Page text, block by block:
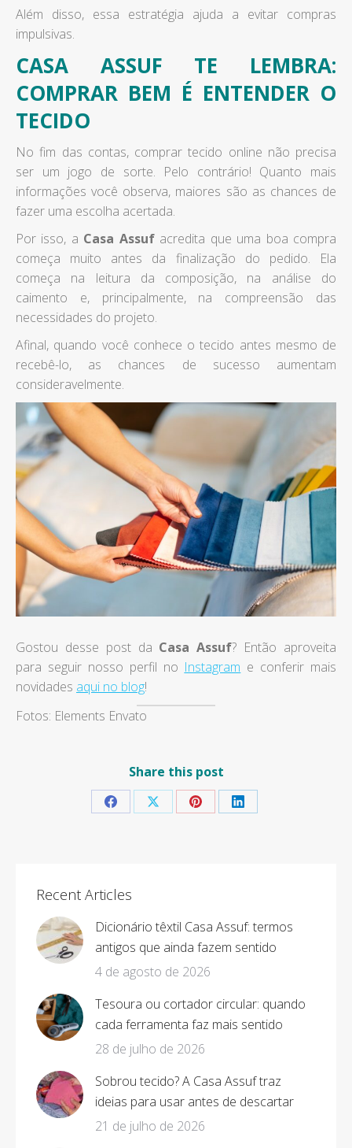
Além disso, essa estratégia ajuda a evitar compras
impulsivas.
CASA ASSUF TE LEMBRA:
COMPRAR BEM É ENTENDER O
TECIDO
No fim das contas, comprar tecido online não precisa
ser um jogo de sorte. Pelo contrário! Quanto mais
informações você observa, maiores são as chances de
fazer uma escolha acertada.
Por isso, a Casa Assufacredita que uma boa compra
começa muito antes da finalização do pedido. Ela
começa na leitura da composição, na análise do
caimento e, principalmente, na compreensão das
necessidades do projeto.
Afinal, quando você conhece o tecido antes mesmo de
recebê-lo, as chances de sucesso aumentam
consideravelmente.
Gostou desse post da Casa Assuf? Então aproveita
para seguir nosso perfil no Instagram e conferir mais
novidades aqui no blog!
Fotos: Elements Envato
Share this post
Share Share Share Share
Recent Articles
Dicionário têxtil Casa Assuf: termos
antigos que ainda fazem sentido
4 de agosto de 2026
Tesoura ou cortador circular: quando
cada ferramenta faz mais sentido
28 de julho de 2026
Sobrou tecido? A Casa Assuf traz
ideias para usar antes de descartar
21 de julho de 2026